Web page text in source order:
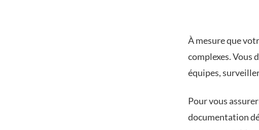
À mesure que
complexes. Vous
équipes,
Pour vous
documentation